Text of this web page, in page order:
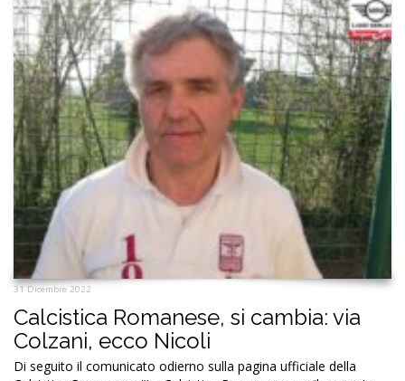
31 Dicembre 2022
Calcistica Romanese, si cambia: via
Colzani, ecco Nicoli
Di seguito il comunicato odierno sulla pagina ufficiale della